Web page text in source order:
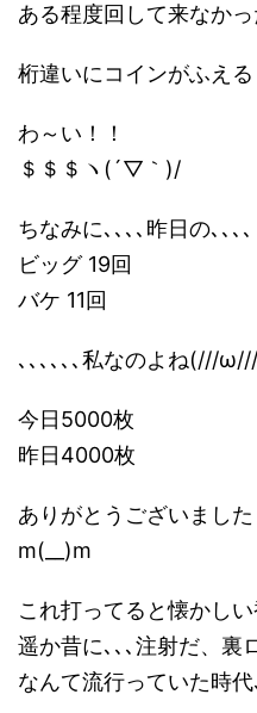
ある程度回して来なかっ
桁違いにコインがふえる
わ～い！！
＄＄＄ヽ(´▽｀)/
ちなみに､､､､昨日の､､､､
ビッグ 19回
バケ 11回
､､､､､､私なのよね(///
今日5000枚
昨日4000枚
ありがとうございました
m(__)m
これ打ってると懐かし
遥か昔に､､､注射だ、裏
なんて流行っていた時代